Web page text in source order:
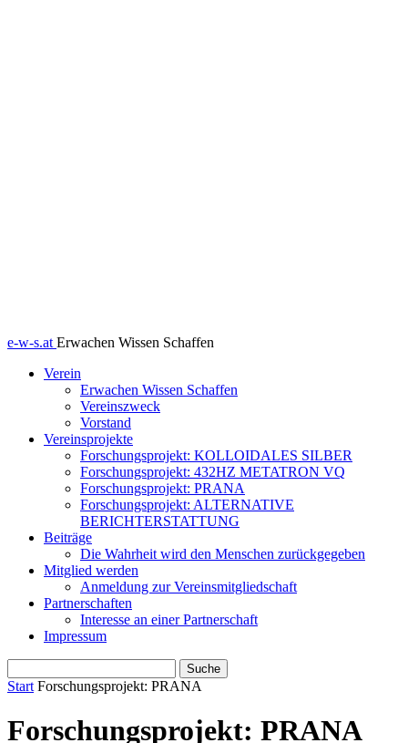
e-w-s.at Erwachen Wissen Schaffen
Verein
Erwachen Wissen Schaffen
Vereinszweck
Vorstand
Vereinsprojekte
Forschungsprojekt: KOLLOIDALES SILBER
Forschungsprojekt: 432HZ METATRON VQ
Forschungsprojekt: PRANA
Forschungsprojekt: ALTERNATIVE
BERICHTERSTATTUNG
Beiträge
Die Wahrheit wird den Menschen zurückgegeben
Mitglied werden
Anmeldung zur Vereinsmitgliedschaft
Partnerschaften
Interesse an einer Partnerschaft
Impressum
Start Forschungsprojekt: PRANA
Forschungsprojekt: PRANA